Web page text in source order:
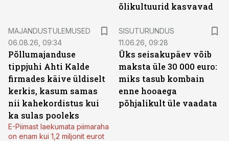
õlikultuurid kasvavad
MAJANDUSTULEMUSED
06.08.26, 09:34
Põllumajanduse
tippjuhi Ahti Kalde
firmades käive üldiselt
kerkis, kasum samas
nii kahekordistus kui
ka sulas pooleks
E-Piimast laekumata piimaraha
on enam kui 1,2 miljonit eurot
SISUTURUNDUS
11.06.26, 09:28
Üks seisakupäev võib
maksta üle 30 000 euro:
miks tasub kombain
enne hooaega
põhjalikult üle vaadata